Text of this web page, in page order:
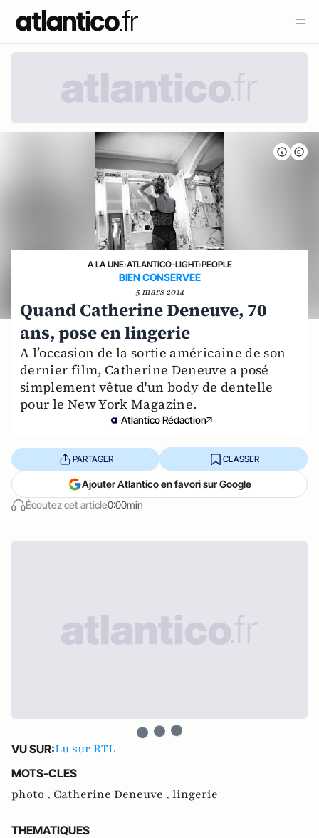
A LA UNE›ATLANTICO-LIGHT›PEOPLE
BIEN CONSERVEE
5 mars 2014
Quand Catherine Deneuve, 70
ans, pose en lingerie
A l’occasion de la sortie américaine de son
dernier film, Catherine Deneuve a posé
simplement vêtue d'un body de dentelle
pour le New York Magazine.
Atlantico Rédaction
Écoutez cet article0:00min
PARTAGER CLASSER
Ajouter Atlantico en favori sur Google
VU SUR:Lu sur RTL
MOTS-CLES
photo , Catherine Deneuve , lingerie
THEMATIQUES